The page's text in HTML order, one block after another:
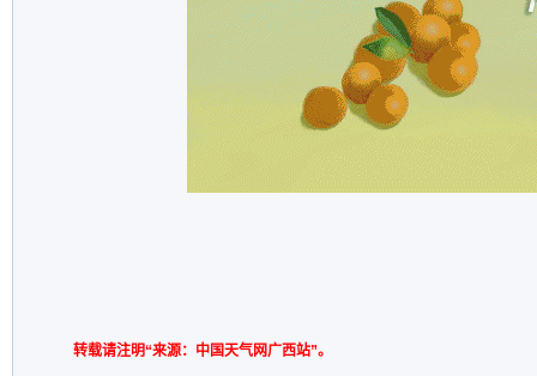
转载请注明“来源：中国天气网广西站”。